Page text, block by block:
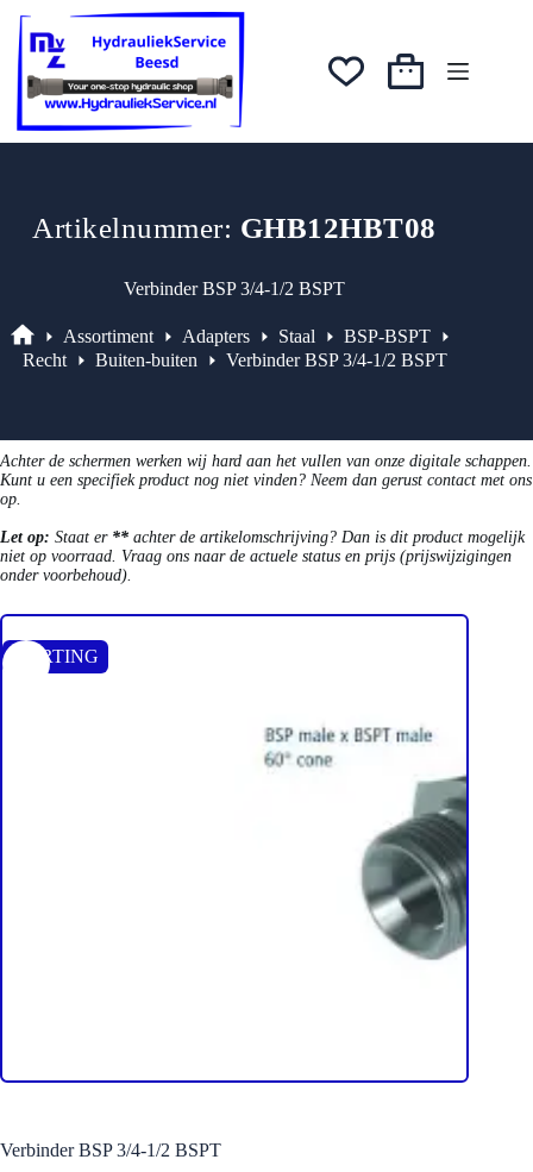
naar
inhoud
was:
€4,79.
€4,07.
Winkelwagen
Artikelnummer: GHB12HBT08
Verbinder BSP 3/4-1/2 BSPT
Assortiment
Assortiment Adapters Staal
BSP-BSPT
Recht
Buiten-buiten Verbinder BSP 3/4-1/2 BSPT
Achter de schermen werken wij hard aan het vullen van onze digitale schappen.
Kunt u een specifiek product nog niet vinden? Neem dan gerust contact met ons
op.
Let op: Staat er ** achter de artikelomschrijving? Dan is dit product mogelijk
niet op voorraad. Vraag ons naar de actuele status en prijs (prijswijzigingen
onder voorbehoud).
KORTING
Verbinder BSP 3/4-1/2 BSPT